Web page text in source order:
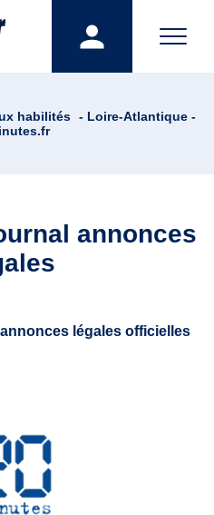
habilités - Loire-Atlantique -
annonces
légales officielles